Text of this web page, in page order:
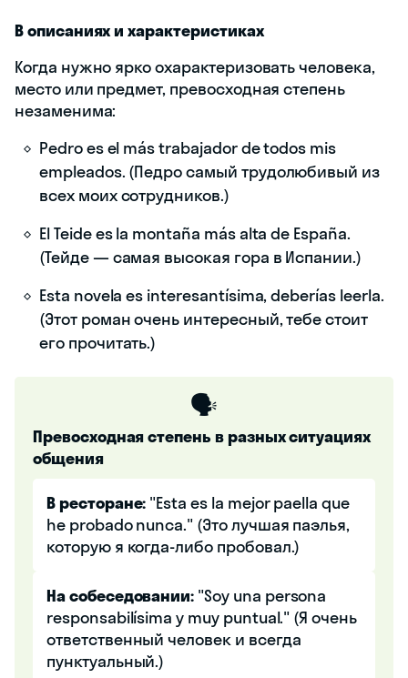
В описаниях и характеристиках
Когда нужно ярко охарактеризовать человека,
место или предмет, превосходная степень
незаменима:
Pedro es el más trabajador de todos mis
empleados. (Педро самый трудолюбивый из
всех моих сотрудников.)
El Teide es la montaña más alta de España.
(Тейде — самая высокая гора в Испании.)
Esta novela es interesantísima, deberías leerla.
(Этот роман очень интересный, тебе стоит
его прочитать.)
🗣️
Превосходная степень в разных ситуациях
общения
В ресторане: "Esta es la mejor paella que
he probado nunca." (Это лучшая паэлья,
которую я когда-либо пробовал.)
На собеседовании: "Soy una persona
responsabilísima y muy puntual." (Я очень
ответственный человек и всегда
пунктуальный.)